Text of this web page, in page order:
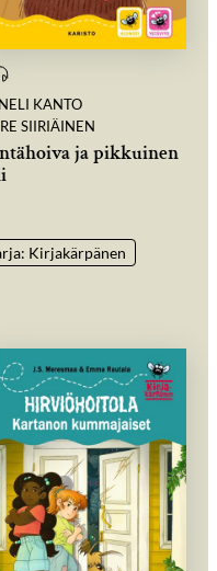
KANTO
SIIRIÄINEN
ja pikkuinen
Kirjakärpänen